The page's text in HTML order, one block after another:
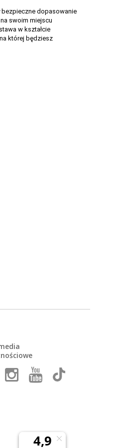
bezpieczne dopasowanie
swoim miejscu
w kształcie
której będziesz